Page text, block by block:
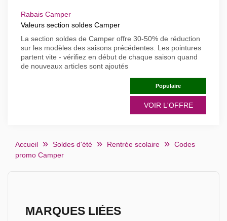
Rabais Camper
Valeurs section soldes Camper
La section soldes de Camper offre 30-50% de réduction
sur les modèles des saisons précédentes. Les pointures
partent vite - vérifiez en début de chaque saison quand
de nouveaux articles sont ajoutés
Populaire
VOIR L'OFFRE
Accueil Soldes d'été Rentrée scolaire
Codes
promo Camper
MARQUES LIÉES